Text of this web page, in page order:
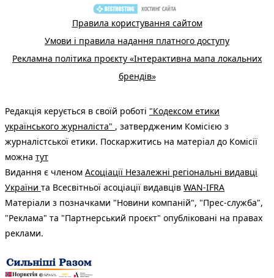
Правила користування сайтом
Умови і правила надання платного доступу
Рекламна політика проєкту «Інтерактивна мапа локальних
брендів»
Редакція керується в своїй роботі "Кодексом етики
українського журналіста" , затвердженим Комісією з
журналістської етики. Поскаржитись на матеріал до Комісії
можна тут
Видання є членом Асоціації Незалежні регіональні видавці
України та Всесвітньої асоціації видавців WAN-IFRA
Матеріали з позначками "Новини компаній", "Прес-служба",
"Реклама" та "Партнерський проєкт" опубліковані на правах
реклами.